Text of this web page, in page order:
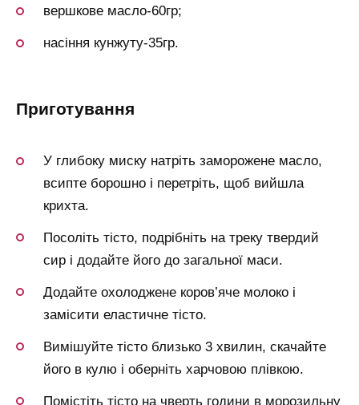
вершкове масло-60гр;
насіння кунжуту-35гр.
приготування
У глибоку миску натріть заморожене масло,
всипте борошно і перетріть, щоб вийшла
крихта.
Посоліть тісто, подрібніть на треку твердий
сир і додайте його до загальної маси.
Додайте охолоджене коров’яче молоко і
замісити еластичне тісто.
Вимішуйте тісто близько 3 хвилин, скачайте
його в кулю і оберніть харчовою плівкою.
Помістіть тісто на чверть години в морозильну